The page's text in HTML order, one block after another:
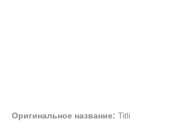
Оригинальное название: Titli